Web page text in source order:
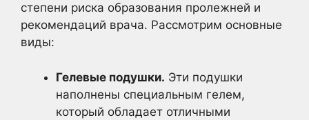
степени риска образования пролежней и
рекомендаций врача. Рассмотрим основные
виды:
Гелевые подушки. Эти подушки
наполнены специальным гелем,
который обладает отличными